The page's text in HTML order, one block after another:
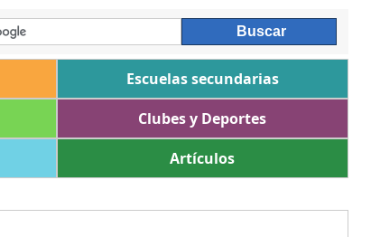
Escuelas secundarias
Clubes y Deportes
Artículos